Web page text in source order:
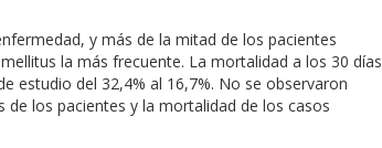
y más de la mitad de los pacientes
la más frecuente. La mortalidad a los 30 días
estudio del 32,4% al 16,7%. No se observaron
de los pacientes y la mortalidad de los casos